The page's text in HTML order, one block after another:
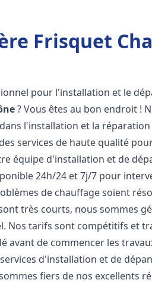
Frisquet
pour l'installation et le
? Vous êtes au bon endroit !
l'installation et la
services de haute qualité
équipe d'installation et de
24h/24 et 7j/7 pour
de chauffage soient
très courts, nous sommes
Nos tarifs sont compétitifs et
avant de commencer les
d'installation et de
fiers de nos excellents